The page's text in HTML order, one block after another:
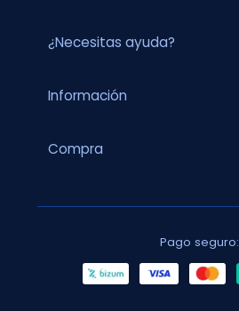
¿Necesitas ayuda?
Información
Compra
Pago seguro: